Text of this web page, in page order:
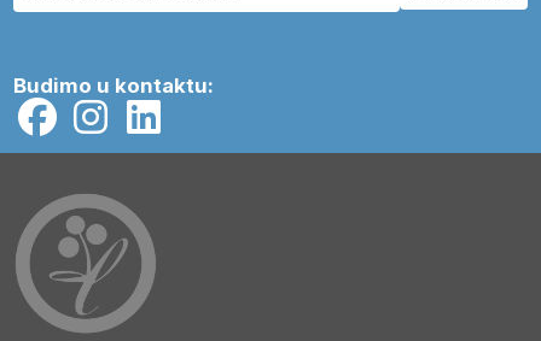
Budimo u kontaktu: